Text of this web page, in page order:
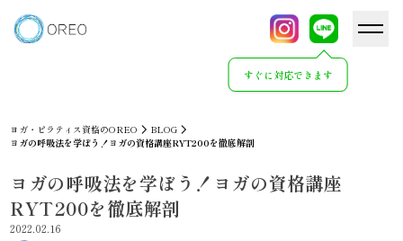
すぐに対応できます
ヨガ・ピラティス資格のOREO
BLOG
ヨガの呼吸法を学ぼう！ヨガの資格講座RYT200を徹底解剖
ヨガの呼吸法を学ぼう！ヨガの資格講座
RYT200を徹底解剖
2022.02.16